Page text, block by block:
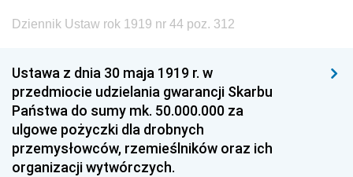
Dziennik Ustaw rok 1919 nr 44 poz. 312
Ustawa z dnia 30 maja 1919 r. w
przedmiocie udzielania gwarancji Skarbu
Państwa do sumy mk. 50.000.000 za
ulgowe pożyczki dla drobnych
przemysłowców, rzemieślników oraz ich
organizacji wytwórczych.